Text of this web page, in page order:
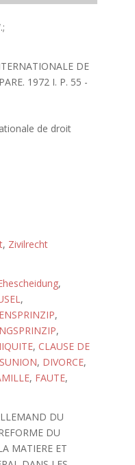
DE
1972 I. P. 55 -
de droit
, Zivilrecht
,
,
,
,
, CLAUSE DE
, DIVORCE,
, FAUTE,
DU
DU
MATIERE ET